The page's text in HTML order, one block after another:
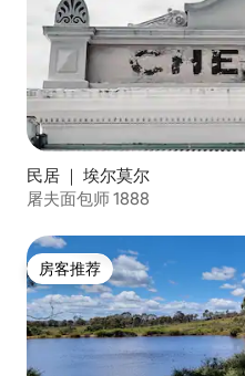
民居 ｜ 埃尔莫尔
屠夫面包师 1888
房客推荐
房客推荐